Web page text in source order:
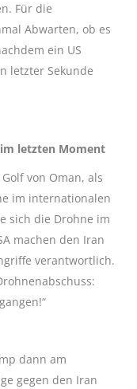
Für die
Abwarten, ob es
ein US
letzter Sekunde
letzten Moment
von Oman, als
im internationalen
sich die Drohne im
machen den Iran
verantwortlich.
dann am
gegen den Iran